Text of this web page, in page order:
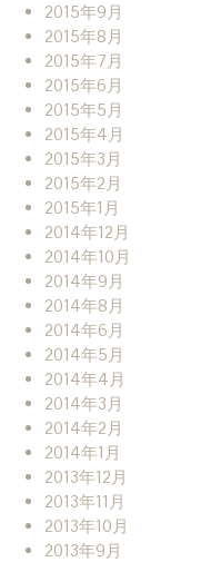
2015年9月
2015年8月
2015年7月
2015年6月
2015年5月
2015年4月
2015年3月
2015年2月
2015年1月
2014年12月
2014年10月
2014年9月
2014年8月
2014年6月
2014年5月
2014年4月
2014年3月
2014年2月
2014年1月
2013年12月
2013年11月
2013年10月
2013年9月